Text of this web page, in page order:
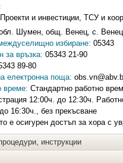
и инвестиции, ТСУ и
Шумен, общ. Венец, с.
избиране: 05343
за връзка: 05343 21-90
89-80
електронна поща:
време: Стандартно работно
12:00ч. до 12:30ч.
16:30ч., без прекъсване
е осигурен достъп за хора с
инструкции